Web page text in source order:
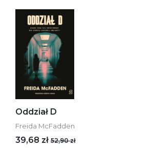
Oddział D
Freida McFadden
39,68 zł 52,90 zł